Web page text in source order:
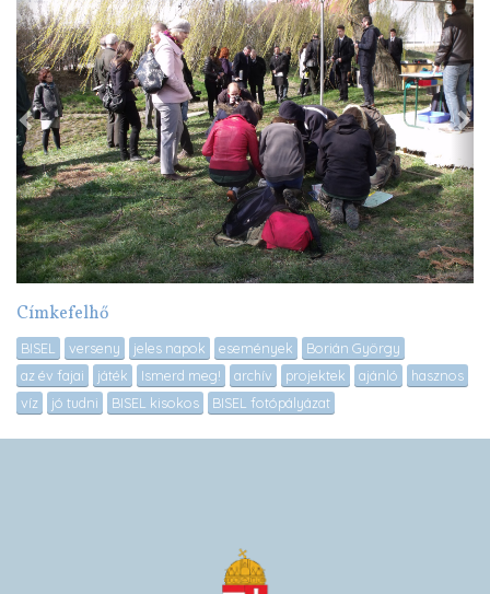
Címkefelhő
BISEL verseny jeles napok események
Borián György
az év fajai
játék Ismerd meg! archív projektek ajánló
hasznos
víz
jó tudni BISEL kisokos BISEL fotópályázat